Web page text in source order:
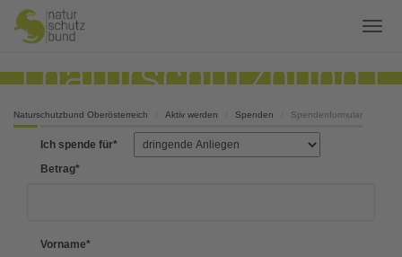
Naturschutzbund Oberösterreich Aktiv werden Spenden Spendenformular
Ich spende für*
Betrag*
Vorname*